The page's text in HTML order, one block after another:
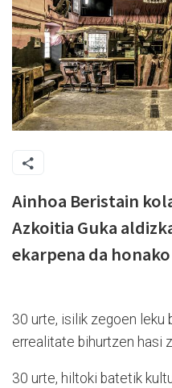
Ainhoa Beristain
Azkoitia Guka
ekarpena da
30 urte, isilik zegoen leku
errealitate bihurtzen hasi
30 urte, hiltoki batetik